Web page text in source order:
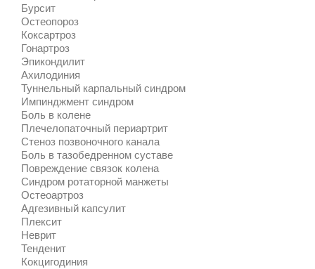
Бурсит
Остеопороз
Коксартроз
Гонартроз
Эпикондилит
Ахилодиния
Туннельный карпальный синдром
Импинджмент синдром
Боль в колене
Плечелопаточный периартрит
Стеноз позвоночного канала
Боль в тазобедренном суставе
Повреждение связок колена
Синдром ротаторной манжеты
Остеоартроз
Адгезивный капсулит
Плексит
Неврит
Тенденит
Кокцигодиния